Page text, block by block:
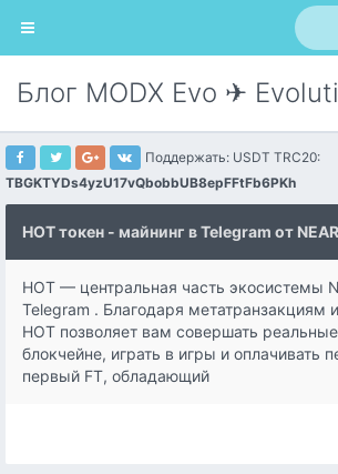
Блог MODX Evo ✈
Поддержать: USDT TRC20:
TBGKTYDs4yzU17vQbobbUB8epFFtFb6PKh
HOT токен - майнинг в Telegram от
HOT — центральная часть экосистемы
Telegram . Благодаря метатранзакциям
HOT позволяет вам совершать
блокчейне, играть в игры и оплачивать
первый FT, обладающий